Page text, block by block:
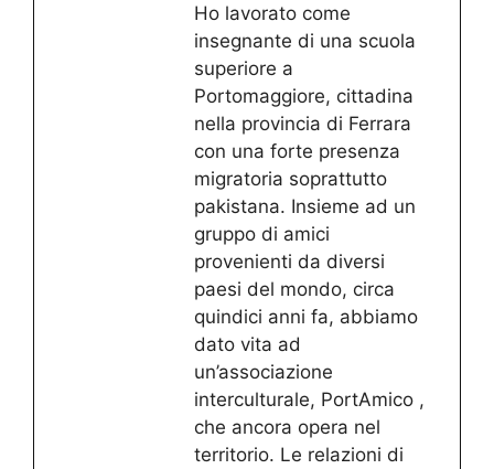
Ho lavorato come
insegnante di una scuola
superiore a
Portomaggiore, cittadina
nella provincia di Ferrara
con una forte presenza
migratoria soprattutto
pakistana. Insieme ad un
gruppo di amici
provenienti da diversi
paesi del mondo, circa
quindici anni fa, abbiamo
dato vita ad
un’associazione
interculturale, PortAmico ,
che ancora opera nel
territorio. Le relazioni di